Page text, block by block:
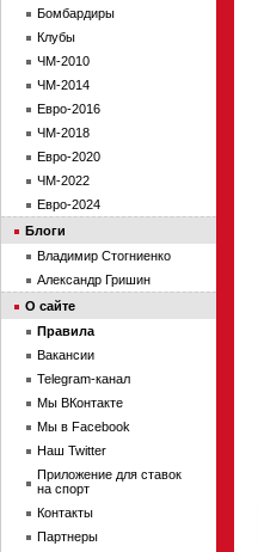
Бомбардиры
Клубы
ЧМ-2010
ЧМ-2014
Евро-2016
ЧМ-2018
Евро-2020
ЧМ-2022
Евро-2024
Блоги
Владимир Стогниенко
Александр Гришин
О сайте
Правила
Вакансии
Telegram-канал
Мы ВКонтакте
Мы в Facebook
Наш Twitter
Приложение для ставок
на спорт
Контакты
Партнеры